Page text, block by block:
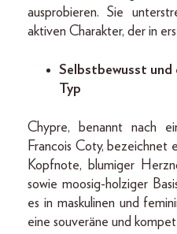
ausprobieren. Sie
aktiven Charakter, der in
Selbstbewusst und
Typ
Chypre, benannt nach
Francois Coty, bezeichnet
Kopfnote, blumiger
sowie moosig-holziger
es in maskulinen und
eine souveräne und